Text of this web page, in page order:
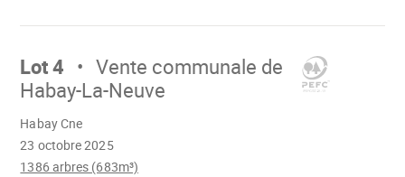
Aller
Lot 4
Vente communale de
Habay-La-Neuve
23 octobre 2025
Habay Cne
1386 arbres (683m³)